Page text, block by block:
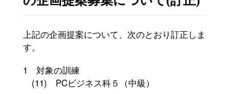
沼津キャンパス(156)
オープンキャンパス(20)
上記の企画提案について、次のとおり訂正しま
す。
1 対象の訓練
(11) PCビジネス科５（中級）